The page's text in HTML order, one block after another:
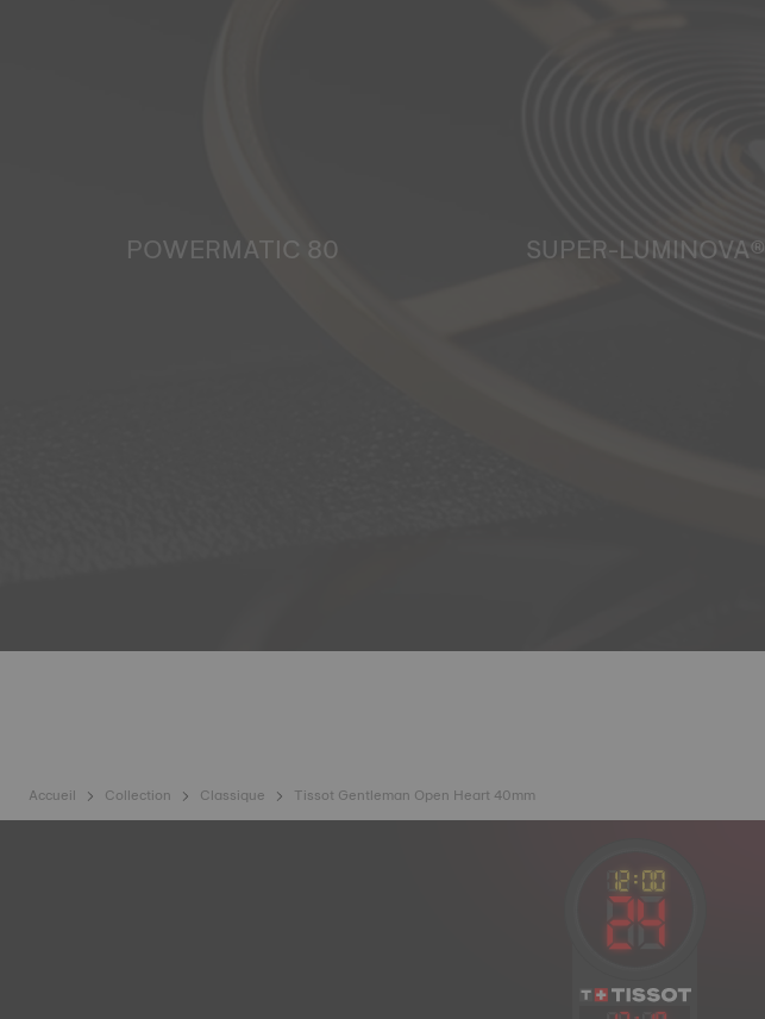
POWERMATIC 80 SUPER-LUMINOVA®
Accueil Collection Classique Tissot Gentleman Open Heart 40mm